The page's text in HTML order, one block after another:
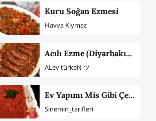
Kuru Soğan Ezmesi
Havva Kıymaz
Acılı Ezme (Diyarbakır Usulü)
ALev türkeN ツ
Ev Yapımı Mis Gibi Çemen
Sinemin_tarifleri